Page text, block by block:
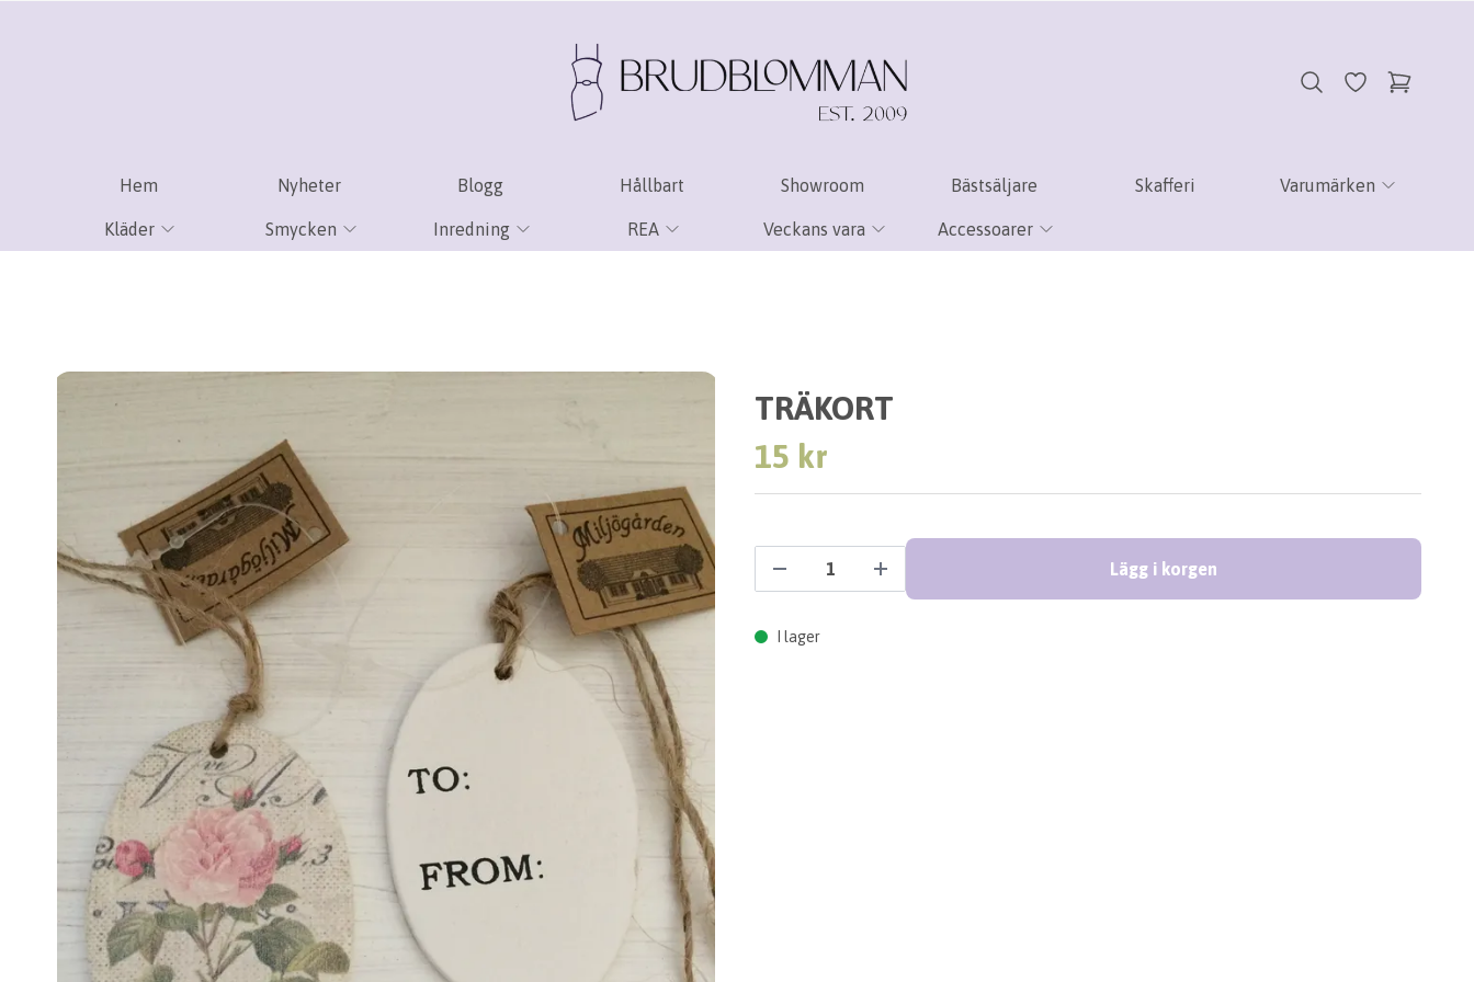
Hem Nyheter Blogg Hållbart Showroom Bästsäljare Skafferi Varumärken
Kläder Smycken Inredning REA Veckans vara Accessoarer
TRÄKORT
15 kr
Lägg i korgen
I lager